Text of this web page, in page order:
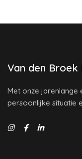
Van den Broek
Met onze jarenlange
persoonlijke situatie